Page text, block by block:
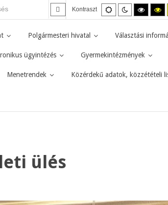
Kontraszt
Alapértelmezett
mód
Éjszakai
mód
Magas
mód.
Polgármesteri hivatal Választási
ügyintézés Gyermekintézmények
Menetrendek Közérdekű adatok, közzétételi
ülés